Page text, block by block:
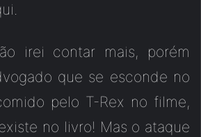
irei contar mais, porém
que se esconde no
pelo T-Rex no filme,
no livro! Mas o ataque